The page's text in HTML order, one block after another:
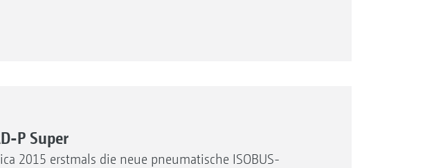
P Super
2015 erstmals die neue pneumatische ISOBUS-